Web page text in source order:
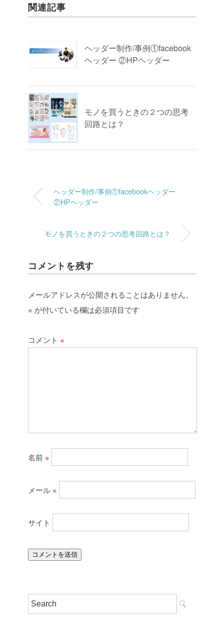
関連記事
ヘッダー制作/事例①facebook
ヘッダー ②HPヘッダー
モノを買うときの２つの思考
回路とは？
ヘッダー制作/事例①facebookヘッダー
②HPヘッダー
モノを買うときの２つの思考回路とは？
コメントを残す
メールアドレスが公開されることはありません。
※ が付いている欄は必須項目です
コメント ※
名前※
メール※
サイト